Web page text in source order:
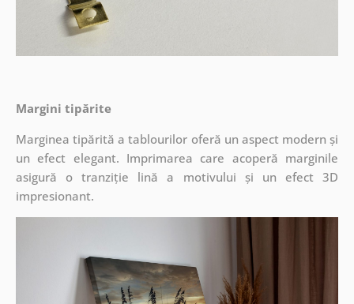
Margini tipărite
Marginea tipărită a tablourilor oferă un aspect modern și
un efect elegant. Imprimarea care acoperă marginile
asigură o tranziție lină a motivului și un efect 3D
impresionant.